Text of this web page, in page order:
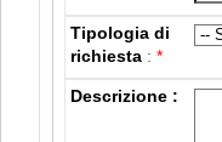
Tipologia di
richiesta: *
Descrizione :